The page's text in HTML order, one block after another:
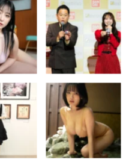
完売したことも本当に皆さ
ブができていることをすご
がえのない日々でした。自
所に立って、人前に立って
生きようと思える意味があ
、みんなと出会えたことも
1人で生きてるだけでは知
いました。